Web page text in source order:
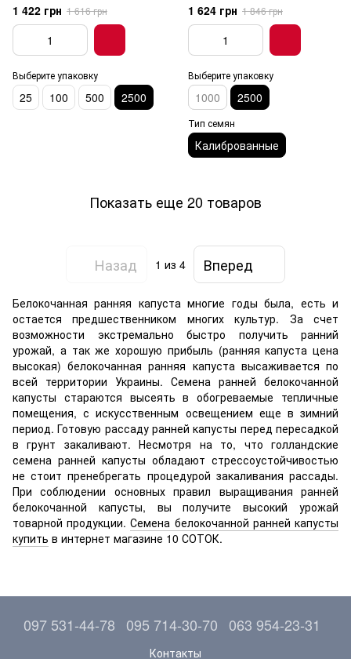
1 422 грн 1 616 грн
Выберите упаковку
25 100 500 2500
1 624 грн 1 846 грн
Выберите упаковку
1000 2500
Тип семян
Калиброванные
Показать еще 20 товаров
Назад 1 из 4 Вперед
Белокочанная ранняя капуста многие годы была, есть и
остается предшественником многих культур. За счет
возможности экстремально быстро получить ранний
урожай, а так же хорошую прибыль (ранняя капуста цена
высокая) белокочанная ранняя капуста высаживается по
всей территории Украины. Семена ранней белокочанной
капусты стараются высеять в обогреваемые тепличные
помещения, с искусственным освещением еще в зимний
период. Готовую рассаду ранней капусты перед пересадкой
в грунт закаливают. Несмотря на то, что голландские
семена ранней капусты обладают стрессоустойчивостью
не стоит пренебрегать процедурой закаливания рассады.
При соблюдении основных правил выращивания ранней
белокочанной капусты, вы получите высокий урожай
товарной продукции.Семена белокочанной ранней капусты
купить в интернет магазине 10 СОТОК.
097 531-44-78 095 714-30-70 063 954-23-31
Контакты